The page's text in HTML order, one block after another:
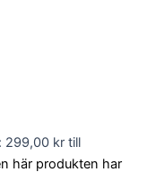
299,00 kr till
här produkten har